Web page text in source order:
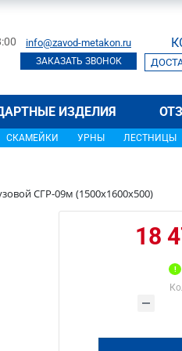
info@zavod-metakon.ru
ЗАКАЗАТЬ ЗВОНОК
ИЗДЕЛИЯ
СКАМЕЙКИ УРНЫ ЛЕСТНИЦЫ
СГР-09м (1500х1600х500)
18